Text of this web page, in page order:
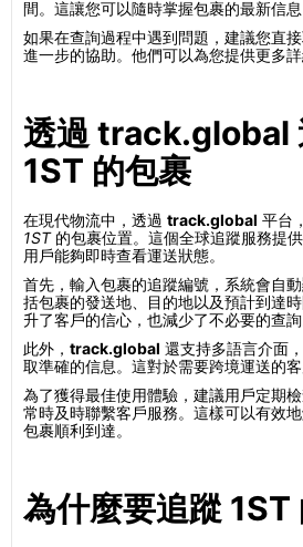
間。這讓您可以隨時掌握包裹的最新信息
如果在查詢過程中遇到問題，建議您直
進一步的協助。他們可以為您提供更多詳
透過 track.global
1ST 的包裹
在現代物流中，透過 track.global 平台
1ST的包裹位置。這個全球追蹤服務提
用戶能夠即時查看運送狀態。
首先，輸入包裹的追蹤編號，系統會自
括包裹的發送地、目的地以及預計到達
升了客戶的信心，也減少了不必要的查詢
此外， track.global 還支持多語言介面
取準確的信息。這對於需要跨境運送的客
為了獲得最佳使用體驗，建議用戶定期
常時及時聯繫客戶服務。這樣可以有效
包裹順利到達。
為什麼要追蹤 1ST